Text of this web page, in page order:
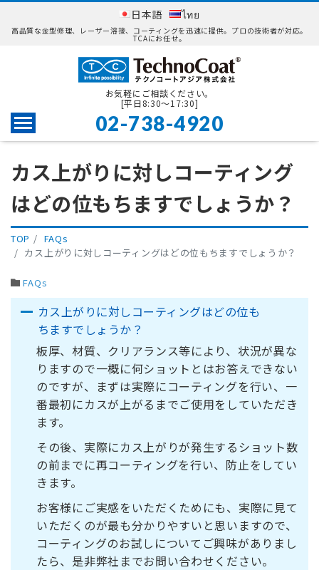
日本語 ไทย
高品質な金型修理、レーザー溶接、コーティングを迅速に提供。プロの技術者が対応。
TCAにお任せ。
お気軽にご相談ください。
[平日8:30〜17:30]
02-738-4920
Menu
カス上がりに対しコーティング
はどの位もちますでしょうか？
TOP
FAQs
カス上がりに対しコーティングはどの位もちますでしょうか？
FAQs
A カス上がりに対しコーティングはどの位も
ちますでしょうか？
板厚、材質、クリアランス等により、状況が異な
りますので一概に何ショットとはお答えできない
のですが、まずは実際にコーティングを行い、一
番最初にカスが上がるまでご使用をしていただき
ます。
その後、実際にカス上がりが発生するショット数
の前までに再コーティングを行い、防止をしてい
きます。
お客様にご実感をいただくためにも、実際に見て
いただくのが最も分かりやすいと思いますので、
コーティングのお試しについてご興味がありまし
たら、是非弊社までお問い合わせください。